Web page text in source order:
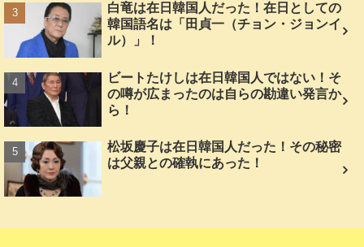
白竜は在日韓国人だった！在日としての
韓国語名は「田貞一（チョン・ジョンイ
ル）」！
ビートたけしは在日韓国人ではない！そ
の噂が広まったのは自らの勘違い発言か
ら！
松坂慶子は在日韓国人だった！その秘密
は父親との確執にあった！